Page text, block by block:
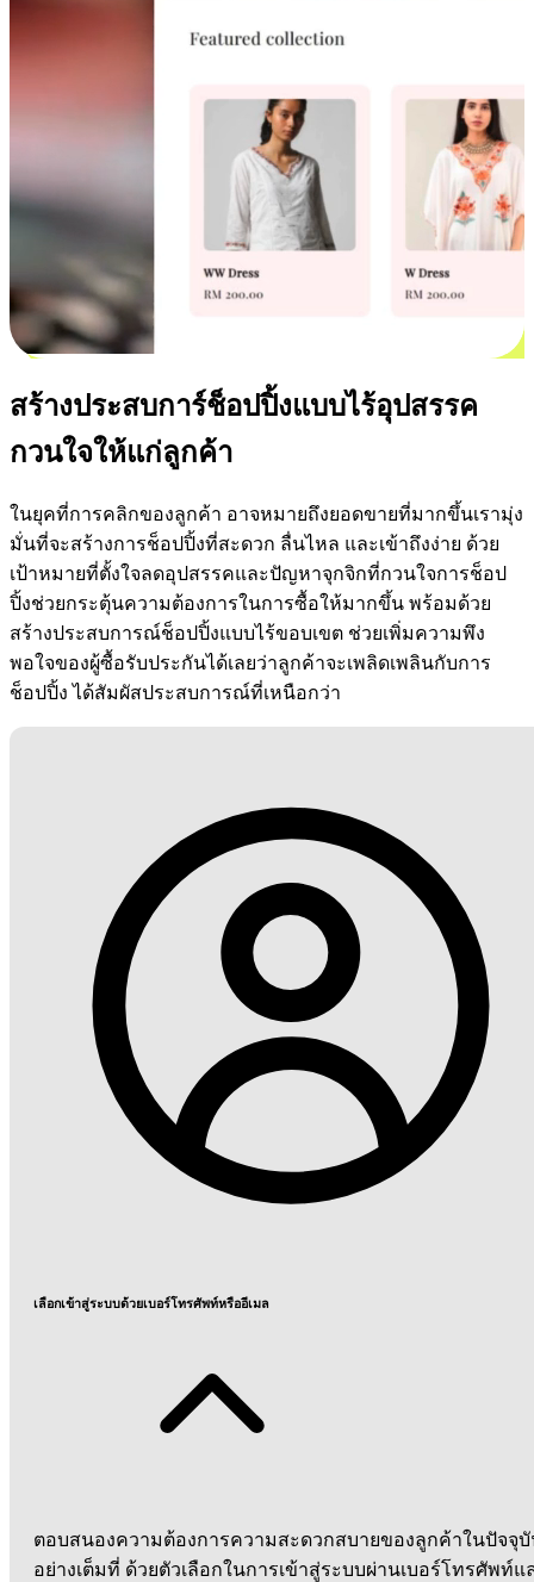
สร้างประสบการ์ช็อปปิ้งแบบไร้อุปสรรค
กวนใจให้แก่ลูกค้า
ในยุคที่การคลิกของลูกค้า อาจหมายถึงยอดขายที่มากขึ้นเรามุ่ง
มั่นที่จะสร้างการช็อปปิ้งที่สะดวก ลื่นไหล และเข้าถึงง่าย ด้วย
เป้าหมายที่ตั้งใจลดอุปสรรคและปัญหาจุกจิกที่กวนใจการช็อป
ปิ้งช่วยกระตุ้นความต้องการในการซื้อให้มากขึ้น พร้อมด้วย
สร้างประสบการณ์ช็อปปิ้งแบบไร้ขอบเขต ช่วยเพิ่มความพึง
พอใจของผู้ซื้อรับประกันได้เลยว่าลูกค้าจะเพลิดเพลินกับการ
ช็อปปิ้ง ได้สัมผัสประสบการณ์ที่เหนือกว่า
เลือกเข้าสู่ระบบด้วยเบอร์โทรศัพท์หรืออีเมล
ตอบสนองความต้องการความสะดวกสบายของลูกค้าในปัจจุ
อย่างเต็มที่ ด้วยตัวเลือกในการเข้าสู่ระบบผ่านเบอร์โทรศัพท์แ